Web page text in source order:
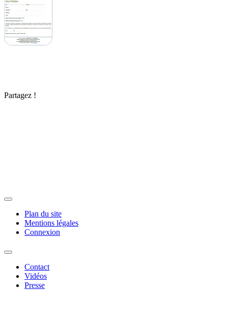
Partagez !
Plan du site
Mentions légales
Connexion
Contact
Vidéos
Presse